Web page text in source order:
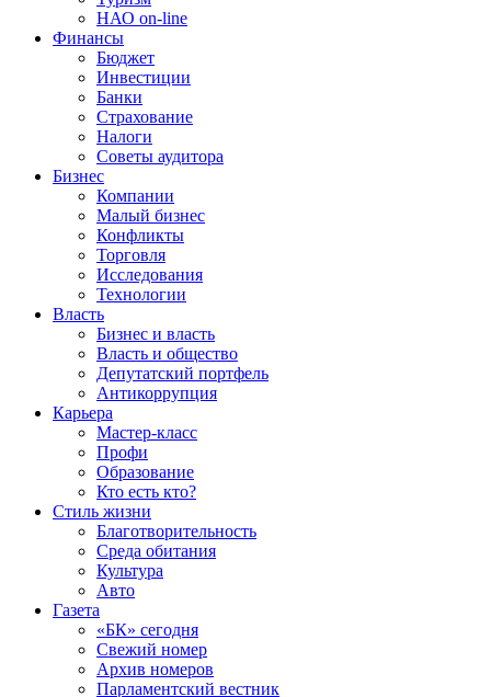
НАО on-line
Финансы
Бюджет
Инвестиции
Банки
Страхование
Налоги
Советы аудитора
Бизнес
Компании
Малый бизнес
Конфликты
Торговля
Исследования
Технологии
Власть
Бизнес и власть
Власть и общество
Депутатский портфель
Антикоррупция
Карьера
Мастер-класс
Профи
Образование
Кто есть кто?
Стиль жизни
Благотворительность
Среда обитания
Культура
Авто
Газета
«БК» сегодня
Свежий номер
Архив номеров
Парламентский вестник